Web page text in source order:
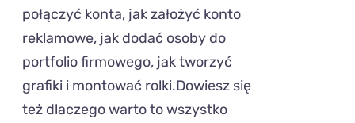
połączyć konta, jak założyć konto
reklamowe, jak dodać osoby do
portfolio firmowego, jak tworzyć
grafiki i montować rolki.Dowiesz się
też dlaczego warto to wszystko